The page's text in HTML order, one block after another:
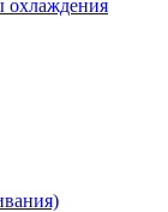
охлаждения